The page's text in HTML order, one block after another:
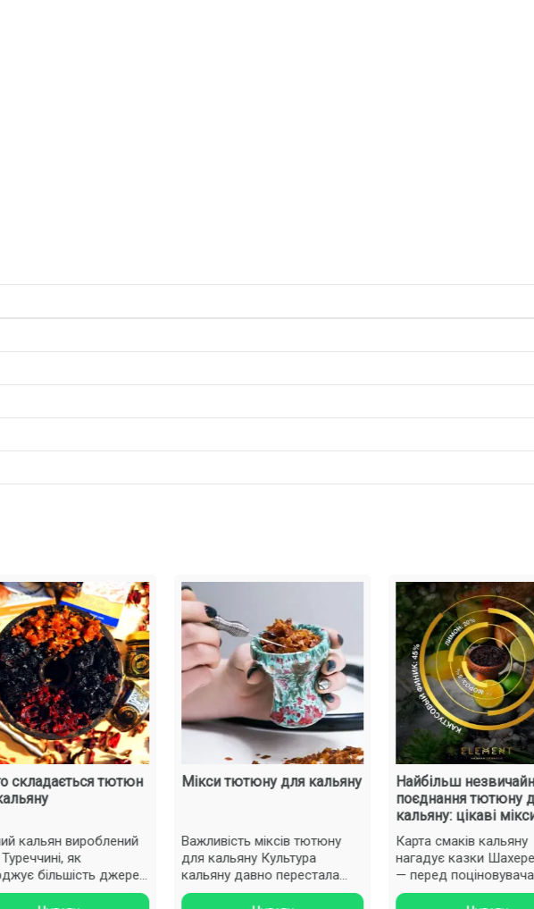
тютюн
вироблений
як
джерел,
в 19-му сто..
Мікси тютюну для кальяну
Важливість міксів тютюну
для кальяну Культура
кальяну давно перестала
бути чимось екзотичним і
Найбільш незвичайні
поєднання тютюну для
кальяну: цікаві мікси та
смаки
Карта смаків кальяну
нагадує казки Шахерезади
— перед поціновувачами
густого диму відкривається